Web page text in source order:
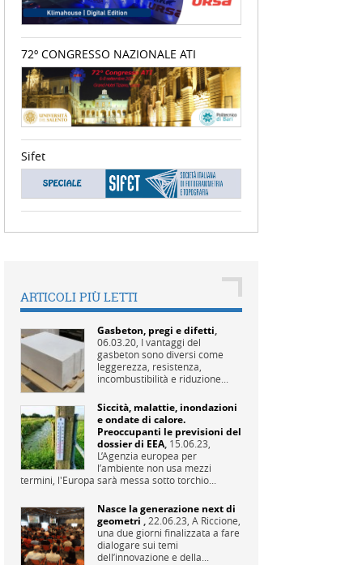
72º CONGRESSO NAZIONALE ATI
Sifet
ARTICOLI PIÙ LETTI
Gasbeton, pregi e difetti,
06.03.20, I vantaggi del
gasbeton sono diversi come
leggerezza, resistenza,
incombustibilità e riduzione...
Siccità, malattie, inondazioni
e ondate di calore.
Preoccupanti le previsioni del
dossier di EEA, 15.06.23,
L’Agenzia europea per
l’ambiente non usa mezzi
termini, l'Europa sarà messa sotto torchio...
Nasce la generazione next di
geometri , 22.06.23, A Riccione,
una due giorni finalizzata a fare
dialogare sui temi
dell’innovazione e della...